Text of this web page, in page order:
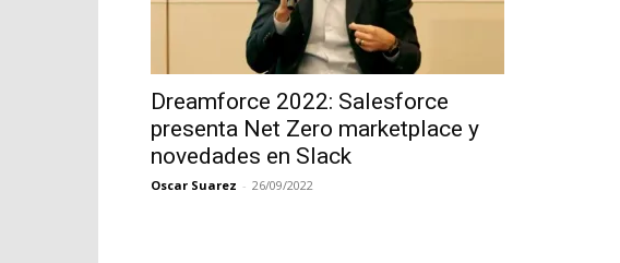
Dreamforce 2022: Salesforce
presenta Net Zero marketplace y
novedades en Slack
Oscar Suarez - 26/09/2022